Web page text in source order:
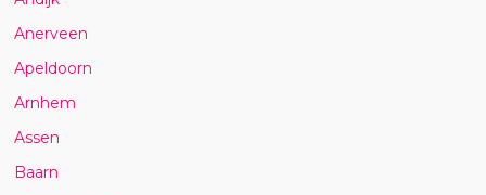
Anerveen
Apeldoorn
Arnhem
Assen
Baarn